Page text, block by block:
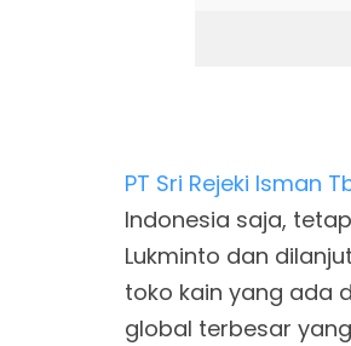
PT Sri Rejeki Isman
Indonesia saja,
Lukminto dan
toko kain yang ada
global terbesar